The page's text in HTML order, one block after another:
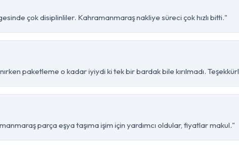
çok disiplinliler. Kahramanmaraş nakliye süreci çok hızlı bitti."
paketleme o kadar iyiydi ki tek bir bardak bile kırılmadı.
parça eşya taşıma işim için yardımcı oldular, fiyatlar makul."